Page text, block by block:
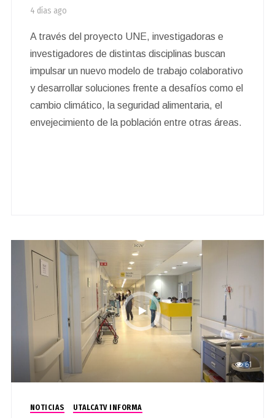
4 días ago
A través del proyecto UNE, investigadoras e
investigadores de distintas disciplinas buscan
impulsar un nuevo modelo de trabajo colaborativo
y desarrollar soluciones frente a desafíos como el
cambio climático, la seguridad alimentaria, el
envejecimiento de la población entre otras áreas.
61
NOTICIAS UTALCATV INFORMA